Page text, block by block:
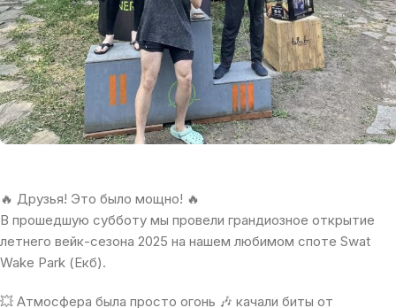
🔥 Друзья! Это было мощно! 🔥
В прошедшую субботу мы провели грандиозное открытие
летнего вейк-сезона 2025 на нашем любимом споте Swat
Wake Park (Екб).
💥 Атмосфера была просто огонь 🎶 качали биты от